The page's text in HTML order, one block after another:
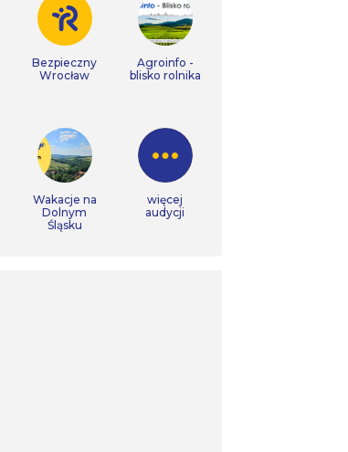
Bezpieczny
Wrocław
Agroinfo -
blisko rolnika
Wakacje na
Dolnym
Śląsku
więcej
audycji